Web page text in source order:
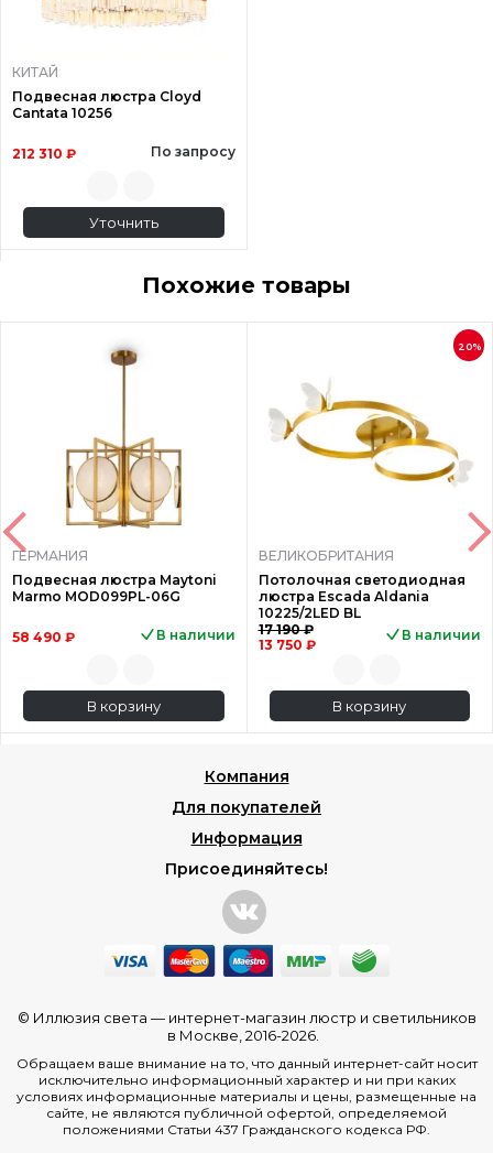
КИТАЙ
Подвесная люстра Cloyd
Cantata 10256
212 310 ₽ По запросу
Уточнить
Похожие товары
ГЕРМАНИЯ
Подвесная люстра Maytoni
Marmo MOD099PL-06G
58 490 ₽ В наличии
В корзину
20%
ВЕЛИКОБРИТАНИЯ
Потолочная светодиодная
люстра Escada Aldania
10225/2LED BL
17 190 ₽
13 750 ₽
В наличии
В корзину
Компания
Для покупателей
Информация
Присоединяйтесь!
© Иллюзия света — интернет-магазин люстр и светильников
в Москве , 2016-2026.
Обращаем ваше внимание на то, что данный интернет-сайт носит
исключительно информационный характер и ни при каких
условиях информационные материалы и цены, размещенные на
сайте, не являются публичной офертой, определяемой
положениями Статьи 437 Гражданского кодекса РФ.